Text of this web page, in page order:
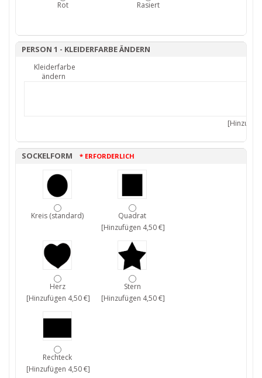
Rot Rasiert
PERSON 1 - KLEIDERFARBE ÄNDERN
Kleiderfarbe
ändern
SOCKELFORM * ERFORDERLICH
Kreis (standard)
Quadrat
[Hinzufügen 4,50 €]
Herz
[Hinzufügen 4,50 €]
Stern
[Hinzufügen 4,50 €]
Rechteck
[Hinzufügen 4,50 €]